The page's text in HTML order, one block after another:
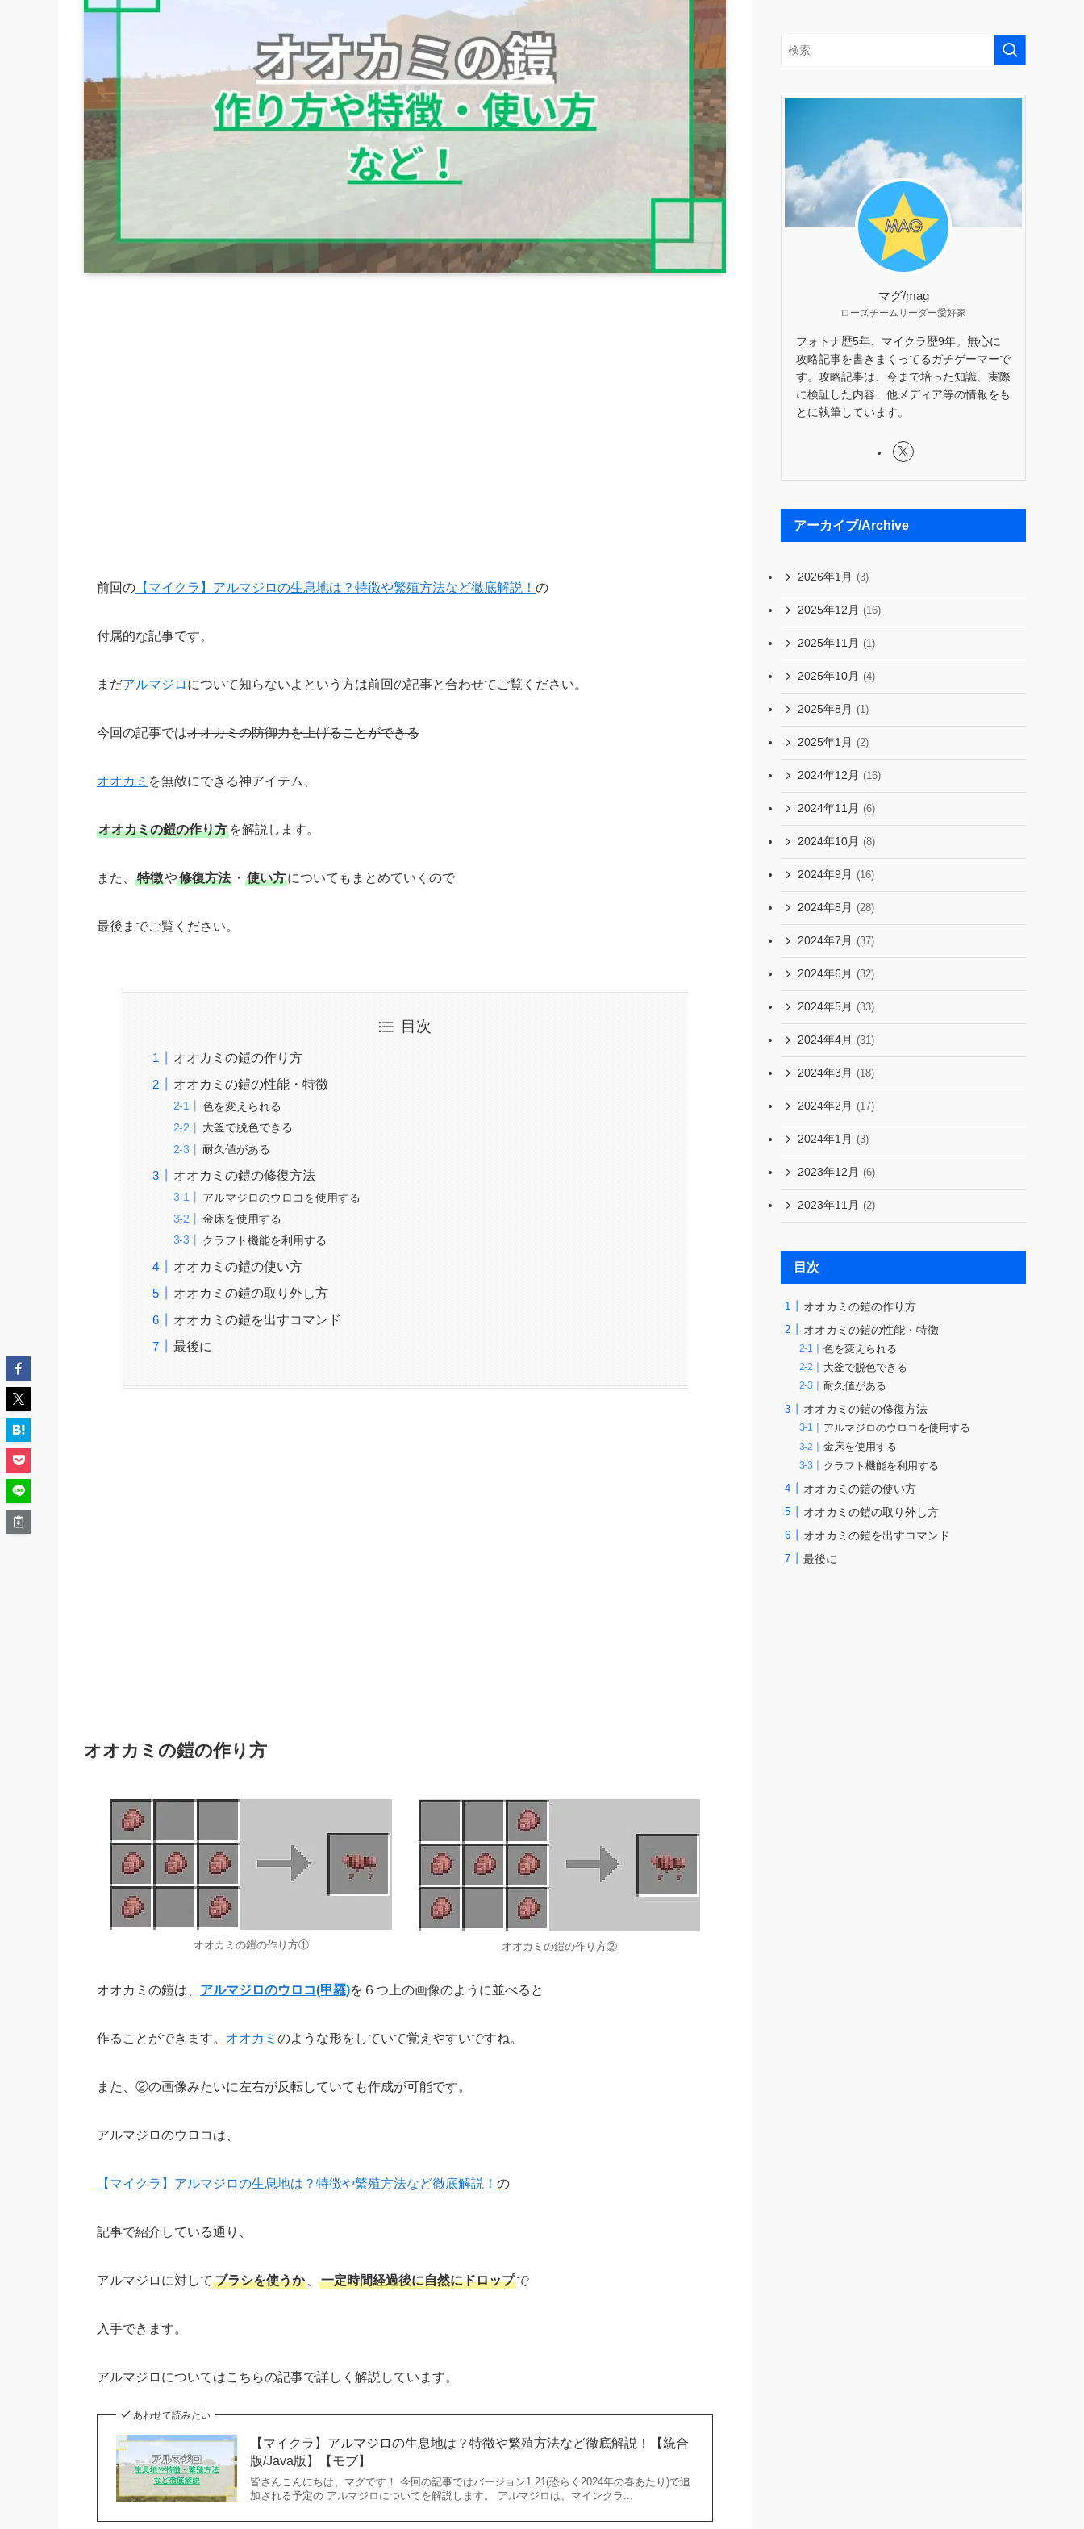
前回の 【マイクラ】アルマジロの生息地は？特徴や繁殖方法など徹底解説！ の
付属的な記事です。
まだアルマジロ について知らないよという方は前回の記事と合わせてご覧ください。
今回の記事ではオオカミの防御力を上げることができる
オオカミ を無敵にできる神アイテム、
オオカミの鎧の作り方 を解説します。
また、 特徴や修復方法 ・ 使い方についてもまとめていくので
最後までご覧ください。
目次
オオカミの鎧の作り方
オオカミの鎧の性能・特徴
色を変えられる
大釜で脱色できる
耐久値がある
オオカミの鎧の修復方法
アルマジロのウロコを使用する
金床を使用する
クラフト機能を利用する
オオカミの鎧の使い方
オオカミの鎧の取り外し方
オオカミの鎧を出すコマンド
最後に
オオカミの鎧の作り方
オオカミの鎧の作り方① オオカミの鎧の作り方②
オオカミの鎧は、 アルマジロのウロコ(甲羅)を６つ上の画像のように並べると
作ることができます。 オオカミ のような形をしていて覚えやすいですね。
また、②の画像みたいに左右が反転していても作成が可能です。
アルマジロのウロコは、
【マイクラ】アルマジロの生息地は？特徴や繁殖方法など徹底解説！ の
記事で紹介している通り、
アルマジロに対して ブラシを使うか 一定時間経過後に自然にドロップで
入手できます。
アルマジロについてはこちらの記事で詳しく解説しています。
あわせて読みたい
【マイクラ】アルマジロの生息地は？特徴や繁殖方法など徹底解説！【統合
版/Java版】【モブ】
皆さんこんにちは、マグです！ 今回の記事ではバージョン1.21(恐らく2024年の春あたり)で追
加される予定の アルマジロについてを解説します。 アルマジロは、マインクラ...
マグ/mag
ローズチームリーダー愛好家
フォトナ歴5年、マイクラ歴9年。無心に
攻略記事を書きまくってるガチゲーマーで
す。攻略記事は、今まで培った知識、実際
に検証した内容、他メディア等の情報をも
とに執筆しています。
アーカイブ/Archive
2026年1月 (3)
2025年12月 (16)
2025年11月 (1)
2025年10月 (4)
2025年8月 (1)
2025年1月 (2)
2024年12月 (16)
2024年11月 (6)
2024年10月 (8)
2024年9月 (16)
2024年8月 (28)
2024年7月 (37)
2024年6月 (32)
2024年5月 (33)
2024年4月 (31)
2024年3月 (18)
2024年2月 (17)
2024年1月 (3)
2023年12月 (6)
2023年11月 (2)
目次
オオカミの鎧の作り方
オオカミの鎧の性能・特徴
色を変えられる
大釜で脱色できる
耐久値がある
オオカミの鎧の修復方法
アルマジロのウロコを使用する
金床を使用する
クラフト機能を利用する
オオカミの鎧の使い方
オオカミの鎧の取り外し方
オオカミの鎧を出すコマンド
最後に